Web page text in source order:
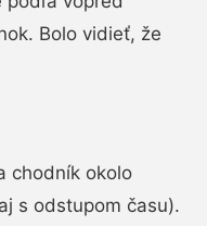
Bolo vidieť, že
chodník okolo
s odstupom času).